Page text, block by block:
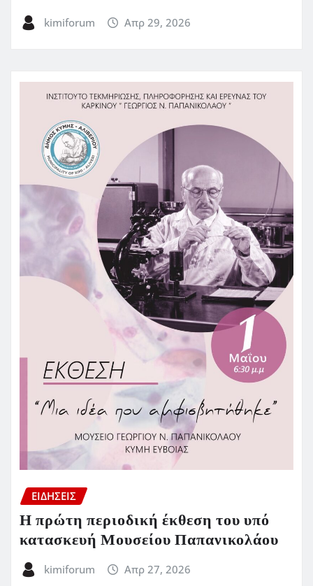
kimiforum Απρ 29, 2026
ΕΙΔΗΣΕΙΣ
Η πρώτη περιοδική έκθεση του υπό
κατασκευή Μουσείου Παπανικολάου
kimiforum Απρ 27, 2026